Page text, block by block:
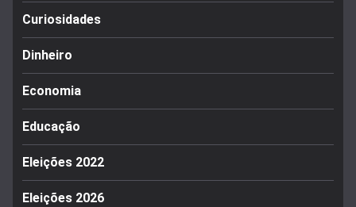
Curiosidades
Dinheiro
Economia
Educação
Eleições 2022
Eleições 2026